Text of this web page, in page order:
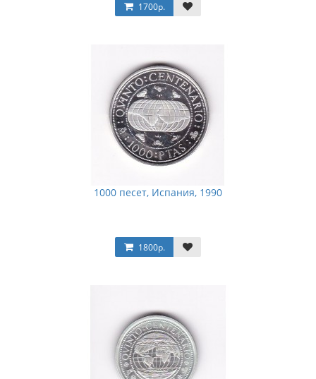
1700р.
1000 песет, Испания, 1990
1800р.